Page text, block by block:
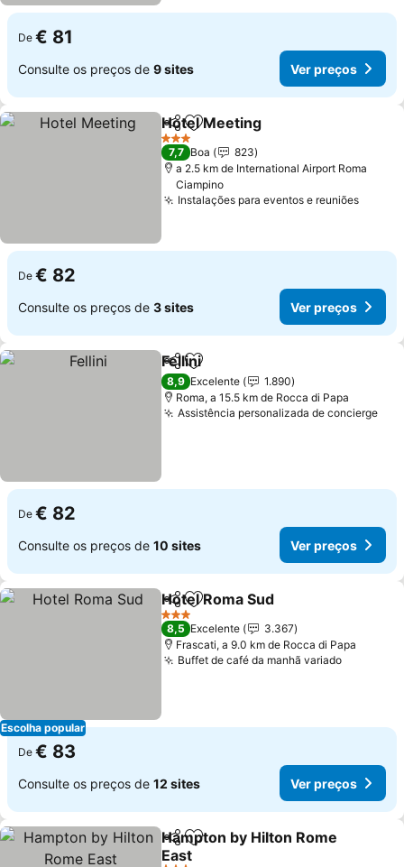
De € 81
Consulte os preços de 9 sites Ver preços
PartilharAdicionar aos favoritos
Hotel Meeting
3 Estrelas
7,7 Boa
823
a 2.5 km de International Airport Roma
Ciampino
Instalações para eventos e reuniões
De € 82
Consulte os preços de 3 sites Ver preços
PartilharAdicionar aos favoritos
Fellini
8,9 Excelente
1.890
Roma, a 15.5 km de Rocca di Papa
Assistência personalizada de concierge
De € 82
Consulte os preços de 10 sites Ver preços
Escolha popular
PartilharAdicionar aos favoritos
Hotel Roma Sud
3 Estrelas
8,5 Excelente
3.367
Frascati, a 9.0 km de Rocca di Papa
Buffet de café da manhã variado
De € 83
Consulte os preços de 12 sites Ver preços
PartilharAdicionar aos favoritos
Hampton by Hilton Rome
East